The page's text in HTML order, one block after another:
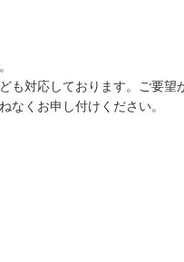
も対応しております。ご要望
なくお申し付けください。